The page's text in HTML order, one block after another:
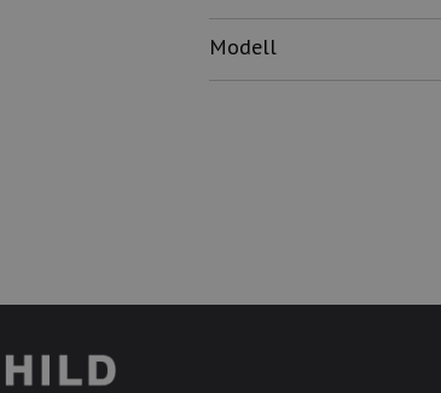
Modell